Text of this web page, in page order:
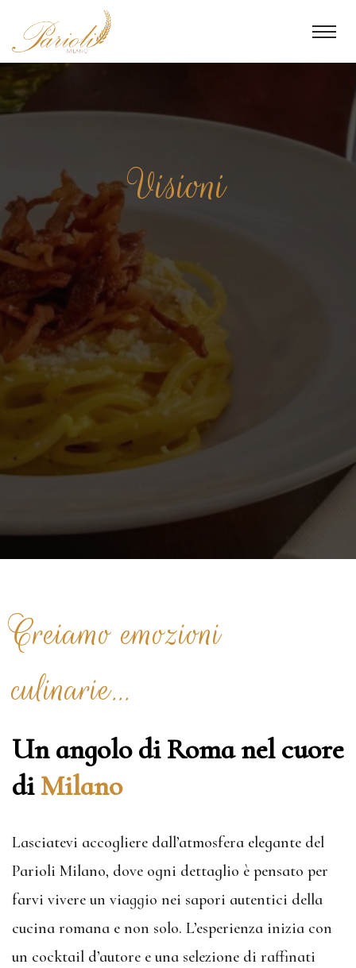
Vis
La cucina della tradizione
romana
Lasciati viziare dal piatti dei nostri chef
Prenota Parioli Milano
Creiamo emozioni
culinarie...
Un angolo di Roma nel cuore
diMilano
Lasciatevi accogliere dall’atmosfera elegante del
Parioli Milano, dove ogni dettaglio è pensato per
farvi vivere un viaggio nei sapori autentici della
cucina romana e non solo. L’esperienza inizia con
un cocktail d’autore e una selezione di raffinati